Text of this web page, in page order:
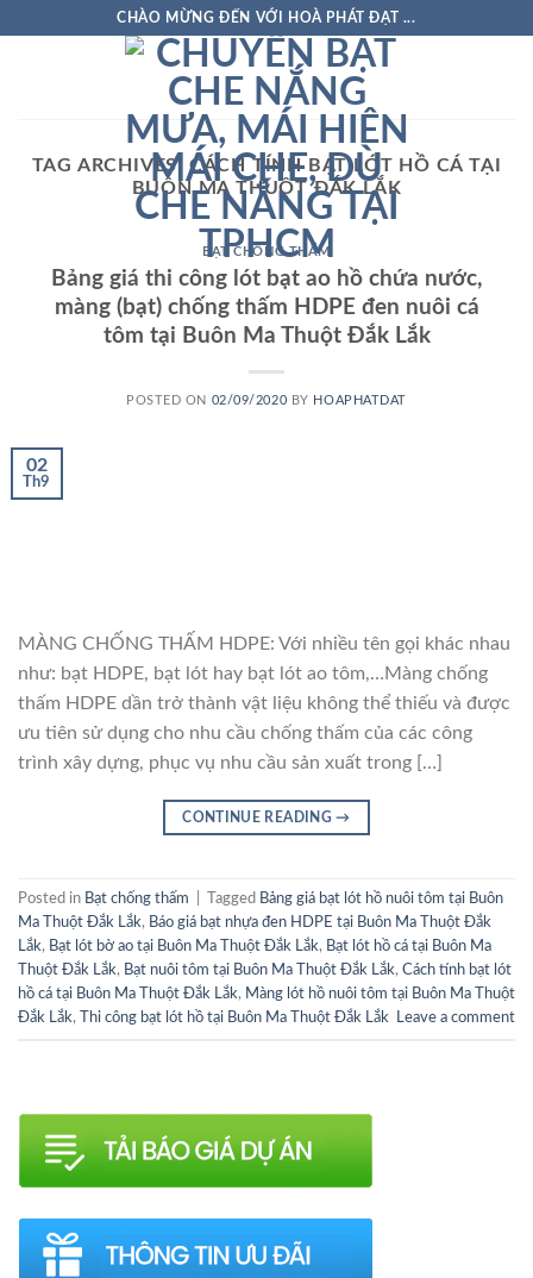
CHÀO MỪNG ĐẾN VỚI HOÀ PHÁT ĐẠT ...
TAG ARCHIVES: CÁCH TÍNH BẠT LÓT HỒ CÁ TẠI
BUÔN MA THUỘT ĐẮK LẮK
BẠT CHỐNG THẤM
Bảng giá thi công lót bạt ao hồ chứa nước,
màng (bạt) chống thấm HDPE đen nuôi cá
tôm tại Buôn Ma Thuột Đắk Lắk
POSTED ON 02/09/2020 BY HOAPHATDAT
02
Th9
MÀNG CHỐNG THẤM HDPE: Với nhiều tên gọi khác nhau
như: bạt HDPE, bạt lót hay bạt lót ao tôm,…Màng chống
thấm HDPE dần trở thành vật liệu không thể thiếu và được
ưu tiên sử dụng cho nhu cầu chống thấm của các công
trình xây dựng, phục vụ nhu cầu sản xuất trong […]
CONTINUE READING→
Posted in Bạt chống thấm Tagged Bảng giá bạt lót hồ nuôi tôm tại Buôn
Ma Thuột Đắk Lắk, Báo giá bạt nhựa đen HDPE tại Buôn Ma Thuột Đắk
Lắk, Bạt lót bờ ao tại Buôn Ma Thuột Đắk Lắk, Bạt lót hồ cá tại Buôn Ma
Thuột Đắk Lắk, Bạt nuôi tôm tại Buôn Ma Thuột Đắk Lắk, Cách tính bạt lót
hồ cá tại Buôn Ma Thuột Đắk Lắk, Màng lót hồ nuôi tôm tại Buôn Ma Thuột
Đắk Lắk, Thi công bạt lót hồ tại Buôn Ma Thuột Đắk Lắk Leave a comment